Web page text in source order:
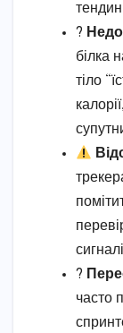
?
білка
тіло
?
часто